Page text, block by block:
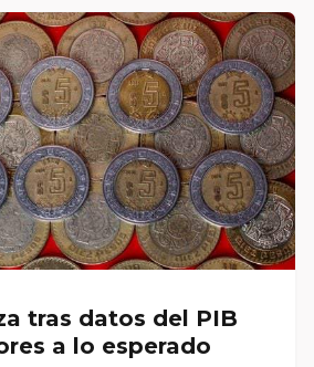
tras datos del PIB
a lo esperado